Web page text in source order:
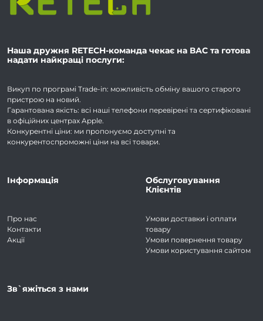
Наша дружня RETECH-команда чекає на ВАС та готова
надати найкращі послуги:
Викуп по програмі Trade-in: можливість обміну вашого старого
пристрою на новий.
Гарантована якість: всі наші телефони перевірені та сертифіковані
в офіційних центрах Apple.
Конкурентні ціни: ми пропонуємо доступні та
конкурентоспроможні ціни на всі товари.
Інформація
Про нас
Контакти
Акції
Обслуговування
Клієнтів
Умови доставки і оплати
товару
Умови повернення товару
Умови користування сайтом
Зв`яжіться з нами